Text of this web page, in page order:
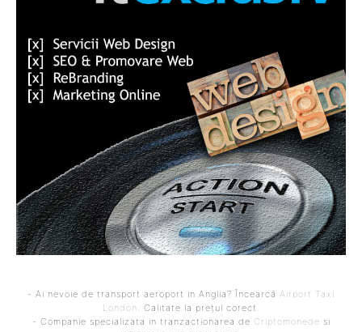
- Ai nevoie de transport aeroport in Anglia? Încearcă Airport Taxi
London
. Calitate la prețul corect.
- Companie specializata in tranzactionarea de Criptomonede si